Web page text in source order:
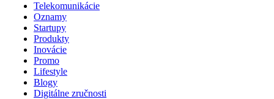
Telekomunikácie
Oznamy
Startupy
Produkty
Inovácie
Promo
Lifestyle
Blogy
Digitálne zručnosti